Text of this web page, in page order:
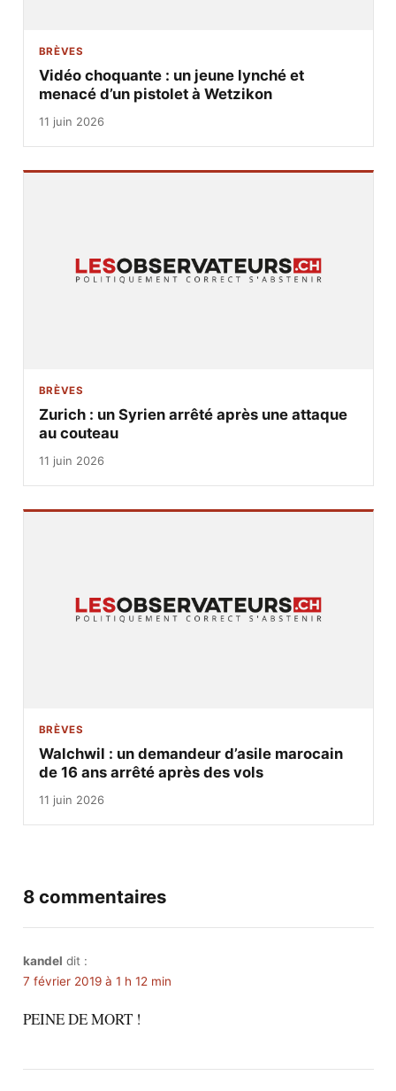
BRÈVES
Vidéo choquante : un jeune lynché et
menacé d’un pistolet à Wetzikon
11 juin 2026
BRÈVES
Zurich : un Syrien arrêté après une attaque
au couteau
11 juin 2026
BRÈVES
Walchwil : un demandeur d’asile marocain
de 16 ans arrêté après des vols
11 juin 2026
8 commentaires
kandel dit :
7 février 2019 à 1 h 12 min
PEINE DE MORT !